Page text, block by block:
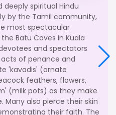
deeply spiritual Hindu
by the Tamil community,
most spectacular
Batu Caves in Kuala
and spectators
of penance and
'kavadis' (ornate
feathers, flowers,
(milk pots) as they make
also pierce their skin
their faith. The